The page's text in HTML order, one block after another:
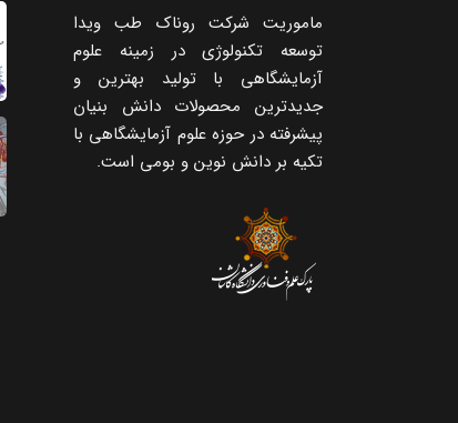
ماموریت شرکت روناک طب ویدا
توسعه تکنولوژی در زمینه علوم
آزمایشگاهی با تولید بهترین و
جدیدترین محصولات دانش بنیان
پیشرفته در حوزه علوم آزمایشگاهی با
تکیه ‌بر دانش نوین و بومی است.